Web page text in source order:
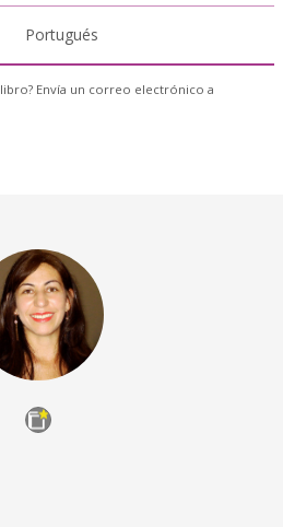
Portugués
Envía un correo electrónico a